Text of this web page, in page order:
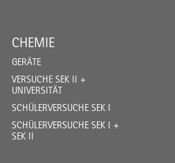
CHEMIE
GERÄTE
VERSUCHE SEK II +
UNIVERSITÄT
SCHÜLERVERSUCHE SEK I
SCHÜLERVERSUCHE SEK I +
SEK II